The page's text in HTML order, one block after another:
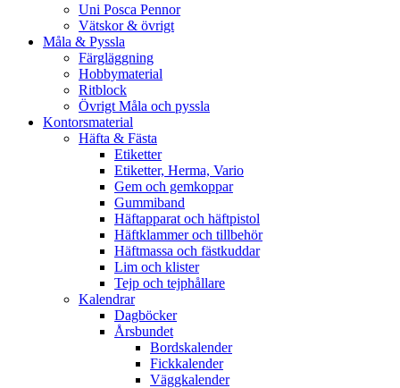
Uni Posca Pennor
Vätskor & övrigt
Måla & Pyssla
Färgläggning
Hobbymaterial
Ritblock
Övrigt Måla och pyssla
Kontorsmaterial
Häfta & Fästa
Etiketter
Etiketter, Herma, Vario
Gem och gemkoppar
Gummiband
Häftapparat och häftpistol
Häftklammer och tillbehör
Häftmassa och fästkuddar
Lim och klister
Tejp och tejphållare
Kalendrar
Dagböcker
Årsbundet
Bordskalender
Fickkalender
Väggkalender